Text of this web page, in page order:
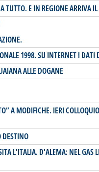
TUTTO. E IN REGIONE ARRIVA
1998. SU INTERNET I DATI
ALLE DOGANE
A MODIFICHE. IERI
DESTINO
L'ITALIA. D'ALEMA: NEL GAS